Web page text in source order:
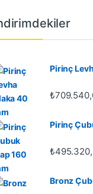
Pirinç
₺
Pirinç
₺
Bronz